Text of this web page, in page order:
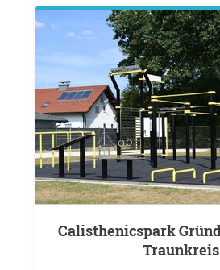
Calisthenicspark Gründung Ried im
Traunkreis